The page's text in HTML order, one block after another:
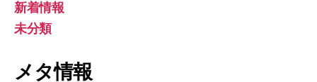
新着情報
未分類
メタ情報